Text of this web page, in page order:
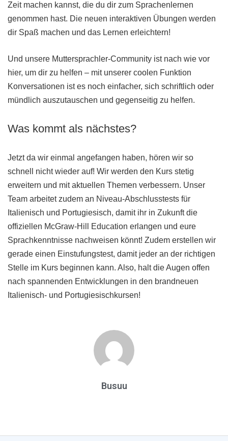
Zeit machen kannst, die du dir zum Sprachenlernen
genommen hast. Die neuen interaktiven Übungen werden
dir Spaß machen und das Lernen erleichtern!
Und unsere Muttersprachler-Community ist nach wie vor
hier, um dir zu helfen – mit unserer coolen Funktion
Konversationen ist es noch einfacher, sich schriftlich oder
mündlich auszutauschen und gegenseitig zu helfen.
Was kommt als nächstes?
Jetzt da wir einmal angefangen haben, hören wir so
schnell nicht wieder auf! Wir werden den Kurs stetig
erweitern und mit aktuellen Themen verbessern. Unser
Team arbeitet zudem an Niveau-Abschlusstests für
Italienisch und Portugiesisch, damit ihr in Zukunft die
offiziellen McGraw-Hill Education erlangen und eure
Sprachkenntnisse nachweisen könnt! Zudem erstellen wir
gerade einen Einstufungstest, damit jeder an der richtigen
Stelle im Kurs beginnen kann. Also, halt die Augen offen
nach spannenden Entwicklungen in den brandneuen
Italienisch- und Portugiesischkursen!
Busuu